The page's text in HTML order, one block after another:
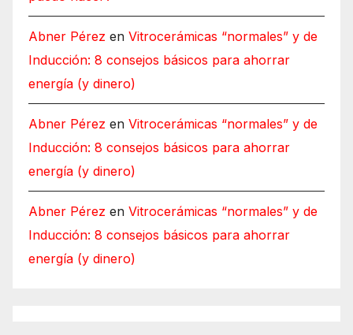
Abner Pérez en Vitrocerámicas “normales” y de
Inducción: 8 consejos básicos para ahorrar
energía (y dinero)
Abner Pérez en Vitrocerámicas “normales” y de
Inducción: 8 consejos básicos para ahorrar
energía (y dinero)
Abner Pérez en Vitrocerámicas “normales” y de
Inducción: 8 consejos básicos para ahorrar
energía (y dinero)